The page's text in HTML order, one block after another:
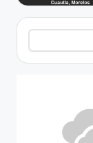
Buscar